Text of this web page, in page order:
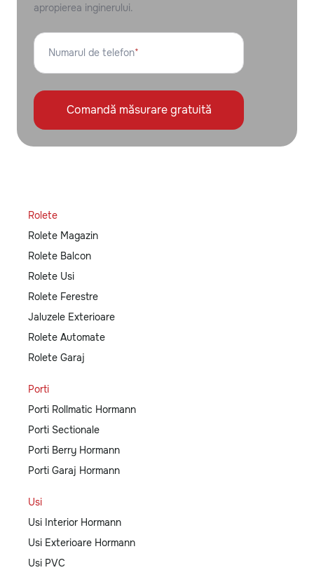
apropierea inginerului.
Numarul de telefon*
Comandă măsurare gratuită
Rolete
Rolete Magazin
Rolete Balcon
Rolete Usi
Rolete Ferestre
Jaluzele Exterioare
Rolete Automate
Rolete Garaj
Porti
Porti Rollmatic Hormann
Porti Sectionale
Porti Berry Hormann
Porti Garaj Hormann
Usi
Usi Interior Hormann
Usi Exterioare Hormann
Usi PVC